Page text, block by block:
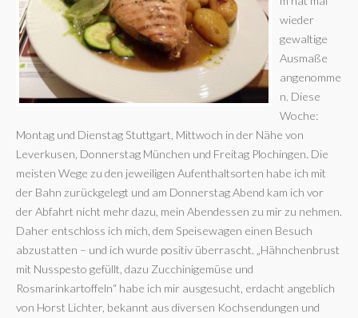
wieder
gewaltige
Ausmaße
angenomme
n. Diese
Woche:
Montag und Dienstag Stuttgart, Mittwoch in der Nähe von
Leverkusen, Donnerstag München und Freitag Plochingen. Die
meisten Wege zu den jeweiligen Aufenthaltsorten habe ich mit
der Bahn zurückgelegt und am Donnerstag Abend kam ich vor
der Abfahrt nicht mehr dazu, mein Abendessen zu mir zu nehmen.
Daher entschloss ich mich, dem Speisewagen einen Besuch
abzustatten – und ich wurde positiv überrascht. „Hähnchenbrust
mit Nusspesto gefüllt, dazu Zucchinigemüse und
Rosmarinkartoffeln“ habe ich mir ausgesucht, erdacht angeblich
von Horst Lichter, bekannt aus diversen Kochsendungen und